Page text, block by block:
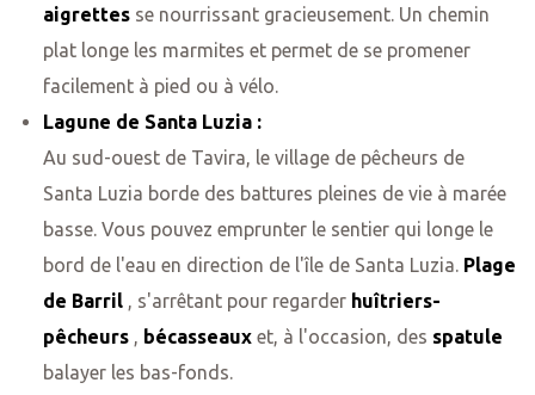
aigrettesse nourrissant gracieusement. Un chemin
plat longe les marmites et permet de se promener
facilement à pied ou à vélo.
Lagune de Santa Luzia :
Au sud-ouest de Tavira, le village de pêcheurs de
Santa Luzia borde des battures pleines de vie à marée
basse. Vous pouvez emprunter le sentier qui longe le
bord de l'eau en direction de l'île de Santa Luzia. Plage
de Barril, s'arrêtant pour regarder huîtriers-
pêcheurs, bécasseauxet, à l'occasion, des spatule
balayer les bas-fonds.